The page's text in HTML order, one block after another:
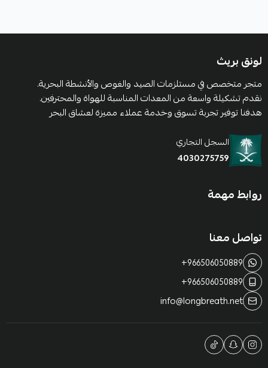
لونق بريث
متجر متخصص في مستلزمات الصيد والغوص والأنشطة البحرية.
نقدم تشكيلة واسعة من المعدات المناسبة للهواة والمحترفين.
هدفنا توفير تجربة تسوق وخدمة عملاء مميزة لعشاق البحر
السجل التجاري
4030275759
روابط مهمة
تواصل معنا
+966506050889
+966506050889
info@longbreath.net